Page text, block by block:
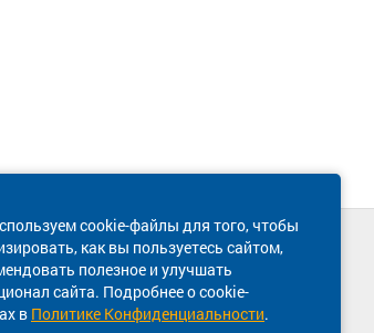
cookie-файлы для того, чтобы
как вы пользуетесь сайтом,
полезное и улучшать
сайта. Подробнее о cookie-
в Политике Конфиденциальности.
Техническая поддержка сайта
8 800 600-03-38